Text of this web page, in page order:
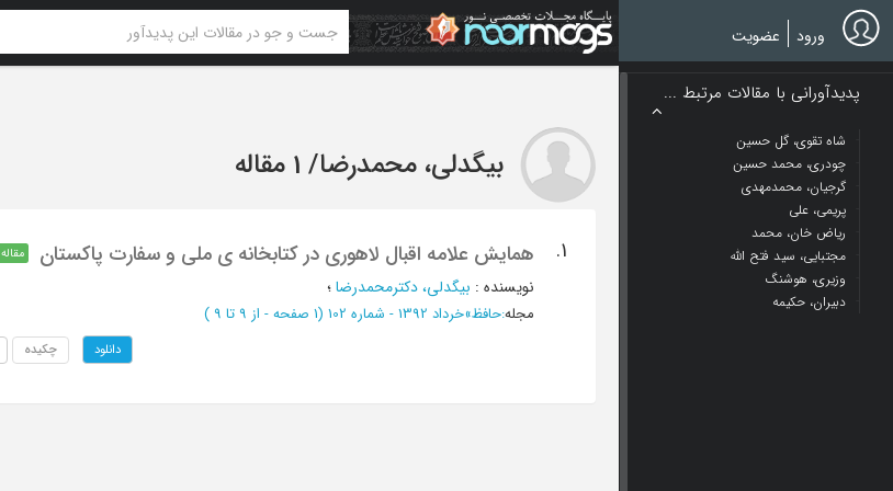
Skip
to
main
ورود عضویت
پدیدآورانی با مقالات مرتبط ...
شاه تقوی، گل حسین
چودری، محمد حسین
گرجیان، محمدمهدی
پریمی، علی
ریاض خان، محمد
مجتبایی، سید فتح الله
وزیری، هوشنگ
دبیران، حکیمه
بیگدلی، محمدرضا/ 1 مقاله
1. همایش علامه اقبال لاهوری در کتابخانه ی ملی و سفارت پاکستان مقاله
نویسنده : بیگدلی، دکترمحمدرضا؛
مجله:حافظ»خرداد 1392 - شماره 102 (‎1 صفحه - از 9 تا 9 )
دانلود چکیده